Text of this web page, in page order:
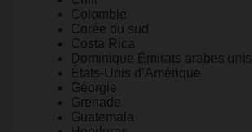
Colombie
Corée du sud
Costa Rica
Dominique Émirats arabes unis
États-Unis d’Amérique
Géorgie
Grenade
Guatemala